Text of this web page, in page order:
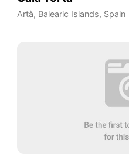
Artà, Balearic Islands, Spain